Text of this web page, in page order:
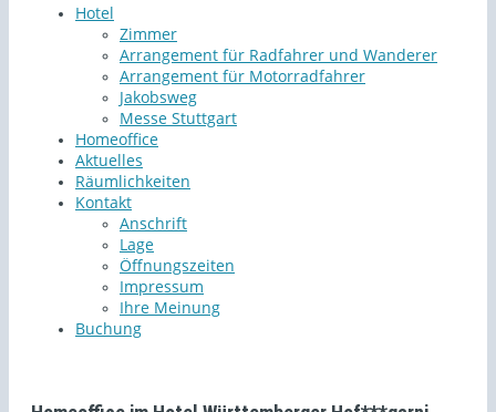
Hotel
Zimmer
Arrangement für Radfahrer und Wanderer
Arrangement für Motorradfahrer
Jakobsweg
Messe Stuttgart
Homeoffice
Aktuelles
Räumlichkeiten
Kontakt
Anschrift
Lage
Öffnungszeiten
Impressum
Ihre Meinung
Buchung